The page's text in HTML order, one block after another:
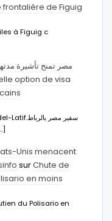
de Figuig
à Figuig c
مصر تمنح تأشيرة
option de visa
ووفقا له، فإن
Unis menacent
surChute de
en moins
du Polisario en